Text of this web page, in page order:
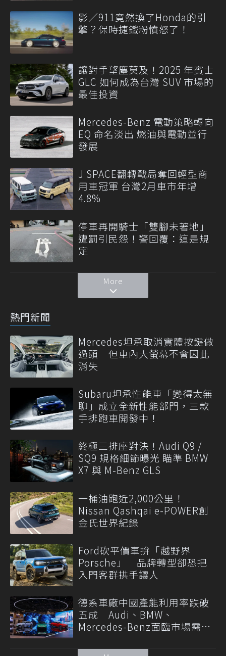
影／911竟然換了Honda的引
擎？保時捷鐵粉憤怒了！
讓對手望塵莫及！2025 年賓士
GLC 如何成為台灣 SUV 市場的
最佳投資
Mercedes-Benz 電動策略轉向
EQ 命名淡出 燃油與電動並行
發展
J SPACE翻轉戰局奪回輕型商
用車冠軍 台灣2月車市年增
4.8%
停車再開騎士「雙腳未著地」
遭罰引民怨！警回覆：這是規
定
More
熱門新聞
Mercedes坦承取消實體按鍵做
過頭 但車內大螢幕不會因此
消失
Subaru坦承性能車「變得太無
聊」成立全新性能部門，三款
手排跑車開發中！
終極三排座對決！Audi Q9 /
SQ9 規格細節曝光 瞄準 BMW
X7 與 M-Benz GLS
一桶油跑近2,000公里！
Nissan Qashqai e-POWER創
金氏世界紀錄
Ford砍平價車拚「越野界
Porsche」 品牌轉型卻恐把
入門客群拱手讓人
德系車廠中國產能利用率跌破
五成 Audi、BMW、
Mercedes-Benz面臨市場需求